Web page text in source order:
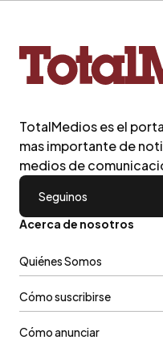
TotalMedios es el
mas importante de
medios de
Seguinos
Acerca de nosotros
Quiénes Somos
Cómo suscribirse
Cómo anunciar